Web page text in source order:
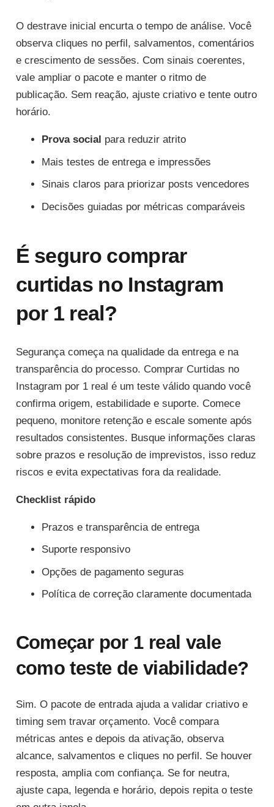
O destrave inicial encurta o tempo de análise. Você
observa cliques no perfil, salvamentos, comentários
e crescimento de sessões. Com sinais coerentes,
vale ampliar o pacote e manter o ritmo de
publicação. Sem reação, ajuste criativo e tente outro
horário.
Prova social para reduzir atrito
Mais testes de entrega e impressões
Sinais claros para priorizar posts vencedores
Decisões guiadas por métricas comparáveis
É seguro comprar
curtidas no Instagram
por 1 real?
Segurança começa na qualidade da entrega e na
transparência do processo. Comprar Curtidas no
Instagram por 1 real é um teste válido quando você
confirma origem, estabilidade e suporte. Comece
pequeno, monitore retenção e escale somente após
resultados consistentes. Busque informações claras
sobre prazos e resolução de imprevistos, isso reduz
riscos e evita expectativas fora da realidade.
Checklist rápido
Prazos e transparência de entrega
Suporte responsivo
Opções de pagamento seguras
Política de correção claramente documentada
Começar por 1 real vale
como teste de viabilidade?
Sim. O pacote de entrada ajuda a validar criativo e
timing sem travar orçamento. Você compara
métricas antes e depois da ativação, observa
alcance, salvamentos e cliques no perfil. Se houver
resposta, amplia com confiança. Se for neutra,
ajuste capa, legenda e horário, depois repita o teste